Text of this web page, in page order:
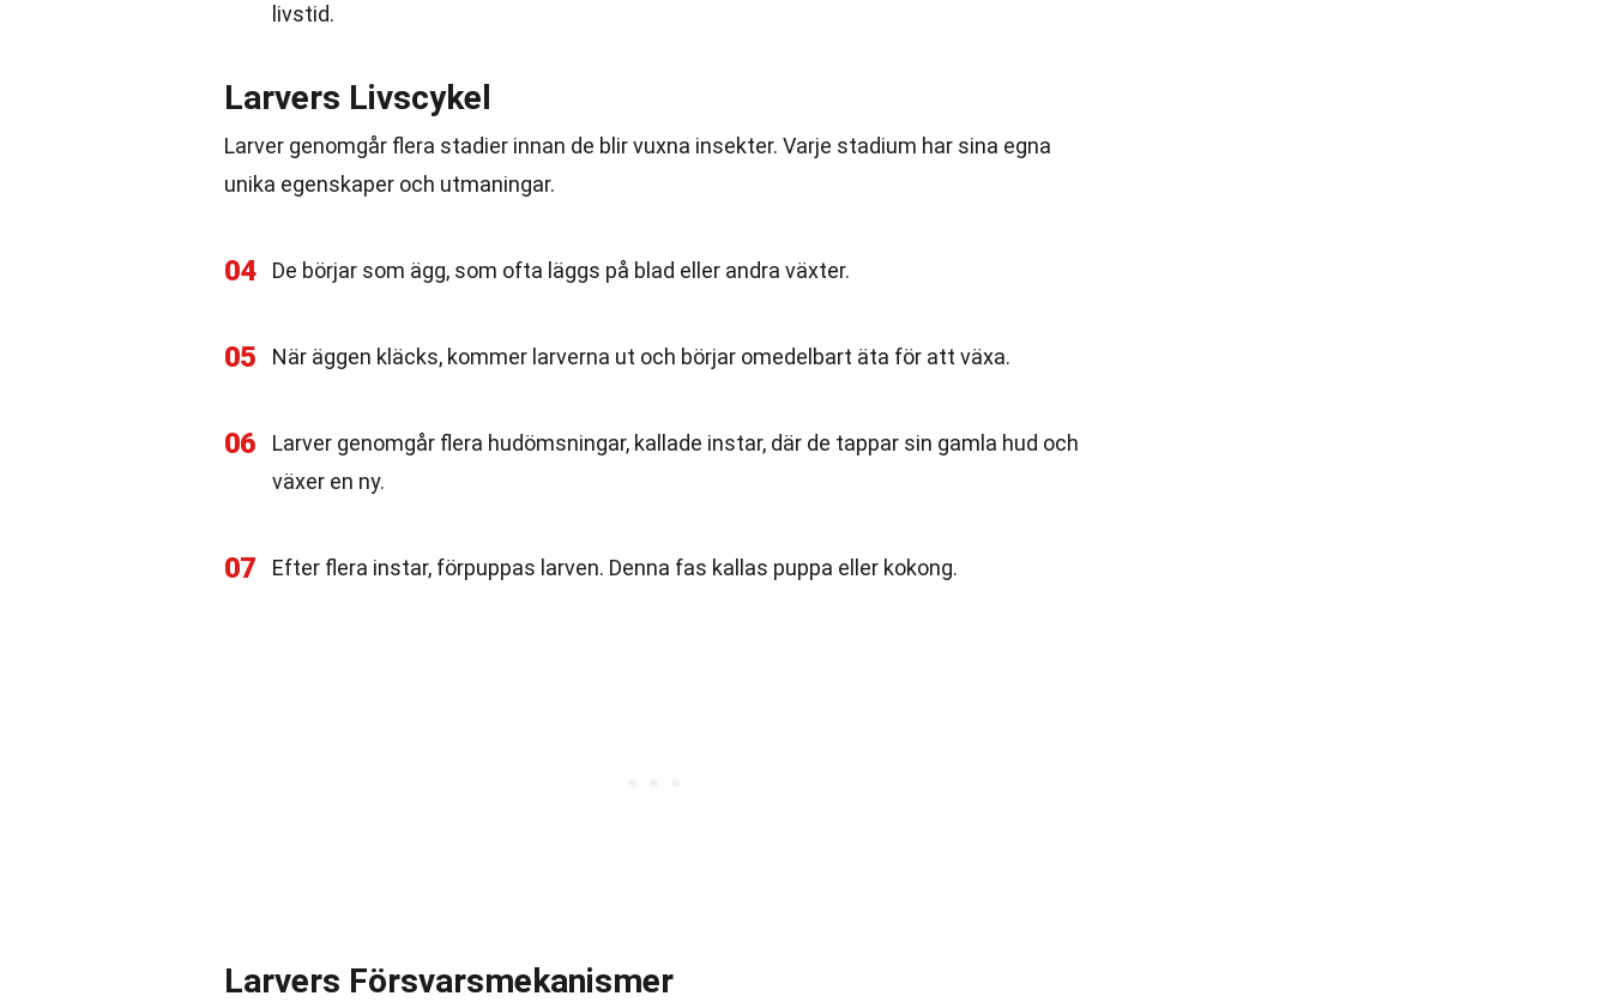
livstid.
Larvers Livscykel
Larver genomgår flera stadier innan de blir vuxna insekter. Varje stadium har sina egna
unika egenskaper och utmaningar.
04 De börjar som ägg, som ofta läggs på blad eller andra växter.
05 När äggen kläcks, kommer larverna ut och börjar omedelbart äta för att växa.
06
Larver genomgår flera hudömsningar, kallade instar, där de tappar sin gamla hud och
växer en ny.
07 Efter flera instar, förpuppas larven. Denna fas kallas puppa eller kokong.
Larvers Försvarsmekanismer